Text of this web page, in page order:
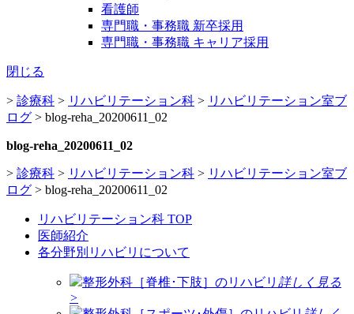
看護師
専門職・事務職 新卒採用
専門職・事務職 キャリア採用
閉じる
> 診療科 > リハビリテーション科 > リハビリテーション室ブ
ログ > blog-reha_20200611_02
blog-reha_20200611_02
> 診療科 > リハビリテーション科 > リハビリテーション室ブ
ログ > blog-reha_20200611_02
リハビリテーション科 TOP
医師紹介
各分野別リハビリについて
整形外科［脊椎･下肢］のリハビリ 詳しく見る
>